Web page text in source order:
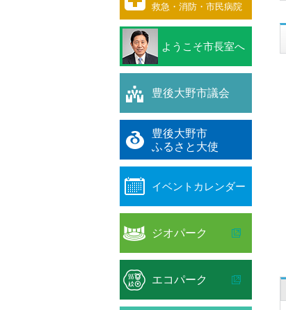
救急・消防・市民病院
ようこそ市長室へ
豊後大野市議会
豊後大野市
ふるさと大使
イベントカレンダー
ジオパーク
エコパーク